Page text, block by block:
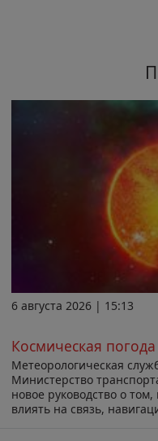
6 августа 2026 | 15:13
Космическая
Метеорологическая
Министерство
новое руководство о
влиять на связь,